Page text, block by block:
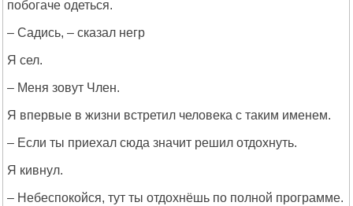
побогаче одеться.
– Садись, – сказал негр
Я сел.
– Меня зовут Член.
Я впервые в жизни встретил человека с таким именем.
– Если ты приехал сюда значит решил отдохнуть.
Я кивнул.
– Небеспокойся, тут ты отдохнёшь по полной программе.